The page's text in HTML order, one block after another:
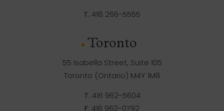
T. 418 266-5555
Toronto
55 Isabella Street, Suite 105
Toronto (Ontario) M4Y 1M8
T. 416 962-5604
F. 416 962-0792